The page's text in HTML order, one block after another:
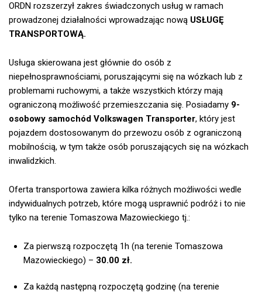
ORDN rozszerzył zakres świadczonych usług w ramach
prowadzonej działalności wprowadzając nową USŁUGĘ
TRANSPORTOWĄ.
Usługa skierowana jest głównie do osób z
niepełnosprawnościami, poruszającymi się na wózkach lub z
problemami ruchowymi, a także wszystkich którzy mają
ograniczoną możliwość przemieszczania się. Posiadamy 9-
osobowy samochód Volkswagen Transporter, który jest
pojazdem dostosowanym do przewozu osób z ograniczoną
mobilnością, w tym także osób poruszających się na wózkach
inwalidzkich.
Oferta transportowa zawiera kilka różnych możliwości wedle
indywidualnych potrzeb, które mogą usprawnić podróż i to nie
tylko na terenie Tomaszowa Mazowieckiego tj.:
Za pierwszą rozpoczętą 1h (na terenie Tomaszowa
Mazowieckiego) – 30.00 zł.
Za każdą następną rozpoczętą godzinę (na terenie